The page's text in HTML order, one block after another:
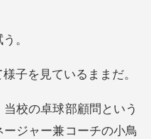
様子を
ジャー兼コーチの小鳥